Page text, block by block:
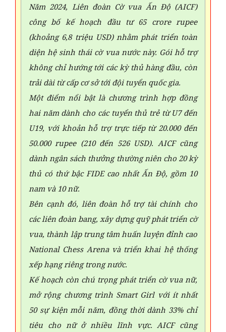
Năm 2024, Liên đoàn Cờ vua Ấn Độ (AICF)
công bố kế hoạch đầu tư 65 crore rupee
(khoảng 6,8 triệu USD) nhằm phát triển toàn
diện hệ sinh thái cờ vua nước này. Gói hỗ trợ
không chỉ hướng tới các kỳ thủ hàng đầu, còn
trải dài từ cấp cơ sở tới đội tuyển quốc gia.
Một điểm nổi bật là chương trình hợp đồng
hai năm dành cho các tuyển thủ trẻ từ U7 đến
U19, với khoản hỗ trợ trực tiếp từ 20.000 đến
50.000 rupee (210 đến 526 USD). AICF cũng
dành ngân sách thưởng thường niên cho 20 kỳ
thủ có thứ bậc FIDE cao nhất Ấn Độ, gồm 10
nam và 10 nữ.
Bên cạnh đó, liên đoàn hỗ trợ tài chính cho
các liên đoàn bang, xây dựng quỹ phát triển cờ
vua, thành lập trung tâm huấn luyện đỉnh cao
National Chess Arena và triển khai hệ thống
xếp hạng riêng trong nước.
Kế hoạch còn chú trọng phát triển cờ vua nữ,
mở rộng chương trình Smart Girl với ít nhất
50 sự kiện mỗi năm, đồng thời dành 33% chỉ
tiêu cho nữ ở nhiều lĩnh vực. AICF cũng